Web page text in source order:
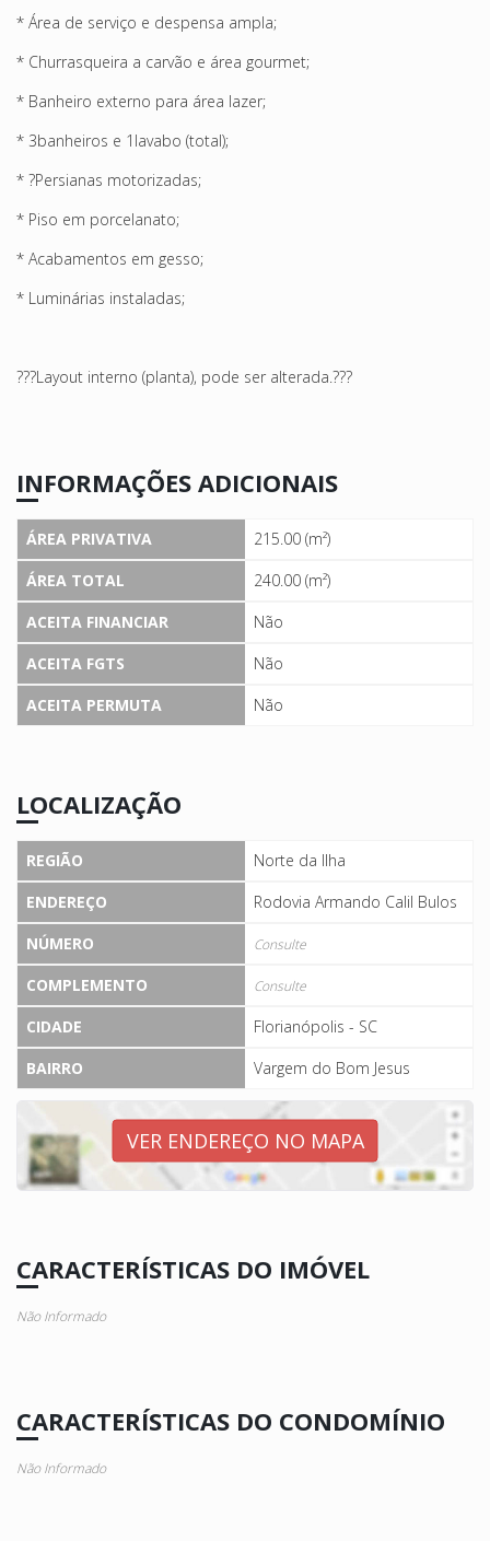
* Área de serviço e despensa ampla;
* Churrasqueira a carvão e área gourmet;
* Banheiro externo para área lazer;
* 3banheiros e 1lavabo (total);
* ?Persianas motorizadas;
* Piso em porcelanato;
* Acabamentos em gesso;
* Luminárias instaladas;
???Layout interno (planta), pode ser alterada.???
INFORMAÇÕES ADICIONAIS
ÁREA PRIVATIVA
215.00 (m²)
ÁREA TOTAL
240.00 (m²)
ACEITA FINANCIAR
Não
ACEITA FGTS
Não
ACEITA PERMUTA
Não
LOCALIZAÇÃO
REGIÃO
Norte da Ilha
ENDEREÇO
Rodovia Armando Calil Bulos
NÚMERO
Consulte
COMPLEMENTO Consulte
CIDADE
Florianópolis - SC
BAIRRO
Vargem do Bom Jesus
VER ENDEREÇO NO MAPA
CARACTERÍSTICAS DO IMÓVEL
Não Informado
CARACTERÍSTICAS DO CONDOMÍNIO
Não Informado